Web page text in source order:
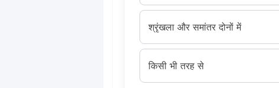
श्रृंखला और समांतर दोनों में
किसी भी तरह से